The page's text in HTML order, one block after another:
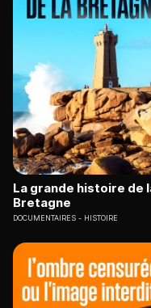
La grande histoire de
Bretagne
DOCUMENTAIRES HISTOIRE